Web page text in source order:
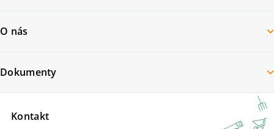
O nás
Kontakt
Dokumenty